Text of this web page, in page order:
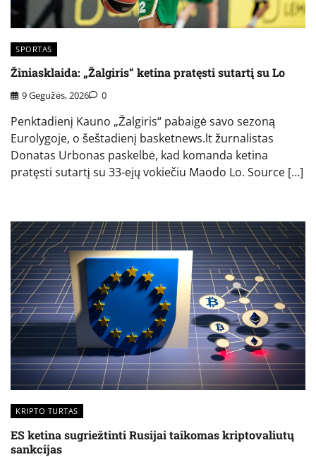
SPORTAS
Žiniasklaida: „Žalgiris“ ketina pratęsti sutartį su Lo
9 Gegužės, 2026 0
Penktadienį Kauno „Žalgiris“ pabaigė savo sezoną
Eurolygoje, o šeštadienį basketnews.lt žurnalistas
Donatas Urbonas paskelbė, kad komanda ketina
pratęsti sutartį su 33-ejų vokiečiu Maodo Lo. Source […]
KRIPTO TURTAS
ES ketina sugriežtinti Rusijai taikomas kriptovaliutų
sankcijas